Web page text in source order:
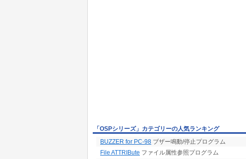
「OSPシリーズ」カテゴリーの人気ランキング
BUZZER for PC-98 ブザー鳴動/停止プログラム
File ATTRIBute ファイル属性参照プログラム